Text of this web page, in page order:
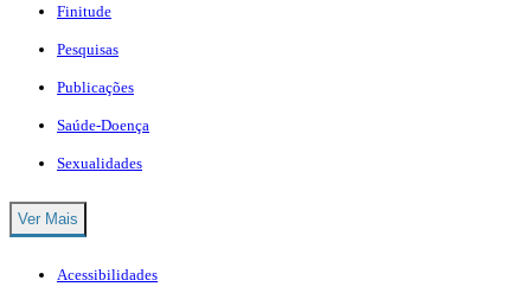
Finitude
Pesquisas
Publicações
Saúde-Doença
Sexualidades
Ver Mais
Acessibilidades